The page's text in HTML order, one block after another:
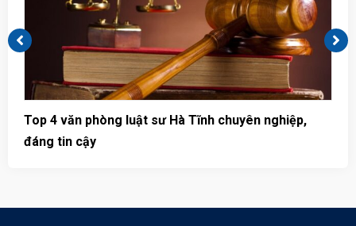
Top 4 văn phòng luật sư Hà Tĩnh chuyên nghiệp,
đáng tin cậy